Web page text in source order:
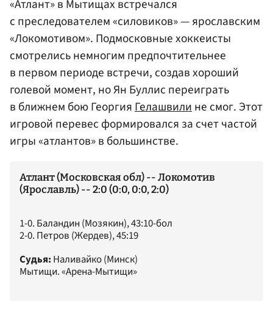
«Атлант» в Мытищах встречался
с преследователем «силовиков» — ярославским
«Локомотивом». Подмосковные хоккеисты
смотрелись немногим предпочтительнее
в первом периоде встречи, создав хороший
голевой момент, но Ян Буллис переиграть
в ближнем бою ГеоргияГелашвилине смог. Этот
игровой перевес формировался за счет частой
игры «атлантов» в большинстве.
Атлант (Московская обл) -- Локомотив
(Ярославль) -- 2:0 (0:0, 0:0, 2:0)
1-0. Баландин (Мозякин), 43:10-бол
2-0. Петров (Жердев), 45:19
Судья: Наливайко (Минск)
Мытищи. «Арена-Мытищи»